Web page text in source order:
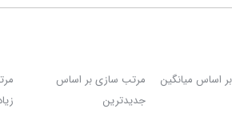
اساس میانگین
مرتب سازی بر اساس
جدیدترین